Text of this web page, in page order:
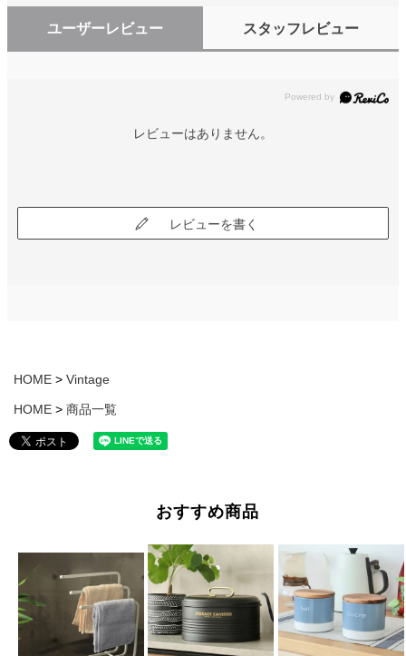
ユーザーレビュー スタッフレビュー
レビューはありません。
レビューを書く
HOME Vintage
HOME 商品一覧
おすすめ商品